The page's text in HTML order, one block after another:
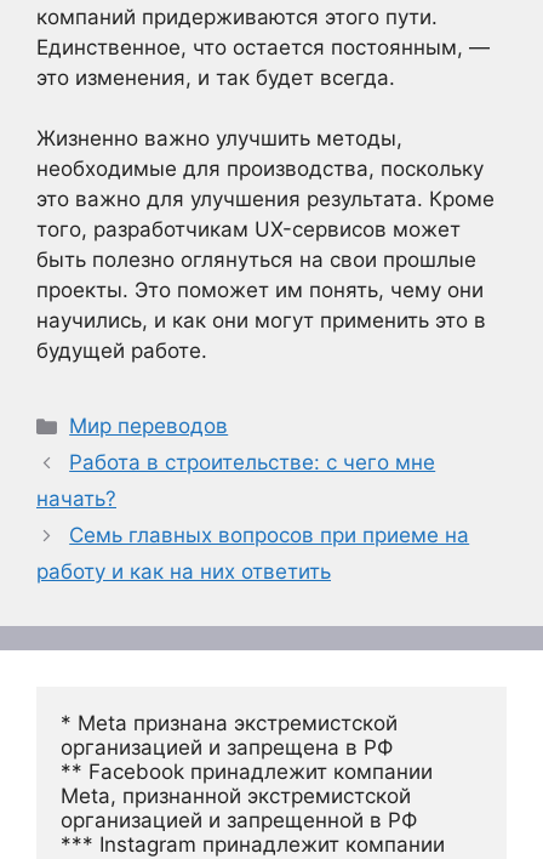
компаний придерживаются этого пути.
Единственное, что остается постоянным, —
это изменения, и так будет всегда.
Жизненно важно улучшить методы,
необходимые для производства, поскольку
это важно для улучшения результата. Кроме
того, разработчикам UX-сервисов может
быть полезно оглянуться на свои прошлые
проекты. Это поможет им понять, чему они
научились, и как они могут применить это в
будущей работе.
Рубрики
Мир переводов
Работа в строительстве: с чего мне
начать?
Семь главных вопросов при приеме на
работу и как на них ответить
* Meta признана экстремистской
организацией и запрещена в РФ
** Facebook принадлежит компании
Meta, признанной экстремистской
организацией и запрещенной в РФ
*** Instagram принадлежит компании